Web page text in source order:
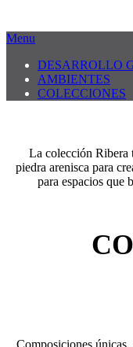
Menu
DESARROLLO
AMBIENTES
COLECCIONES
La colección Ribera
piedra arenisca para
para espacios que
Composiciones